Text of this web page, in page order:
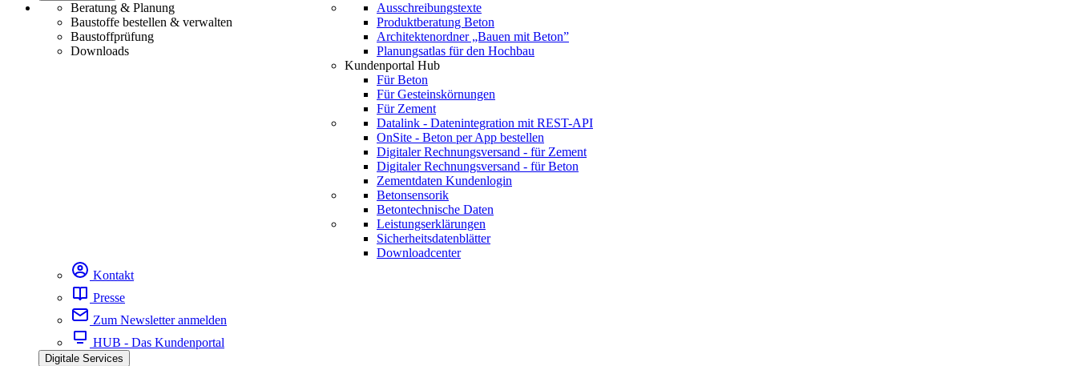
Beratung & Planung
Baustoffe bestellen & verwalten
Baustoffprüfung
Downloads
Ausschreibungstexte
Produktberatung Beton
Architektenordner „Bauen mit Beton”
Planungsatlas für den Hochbau
Kundenportal Hub
Für Beton
Für Gesteinskörnungen
Für Zement
Datalink - Datenintegration mit REST-API
OnSite - Beton per App bestellen
Digitaler Rechnungsversand - für Zement
Digitaler Rechnungsversand - für Beton
Zementdaten Kundenlogin
Betonsensorik
Betontechnische Daten
Leistungserklärungen
Sicherheitsdatenblätter
Downloadcenter
Kontakt
Presse
Zum Newsletter anmelden
HUB - Das Kundenportal
Digitale Services